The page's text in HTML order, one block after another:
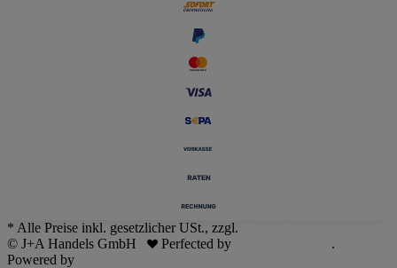
* Alle Preise inkl. gesetzlicher USt., zzgl.
© J+A Handels GmbH
Perfected by
.
Powered by